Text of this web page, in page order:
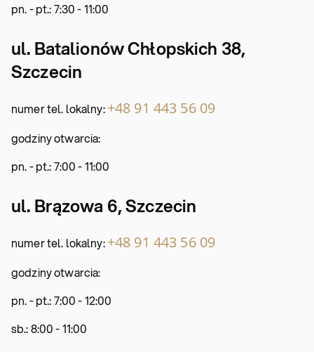
pn. - pt.: 7:30 - 11:00
ul. Batalionów Chłopskich 38,
Szczecin
numer tel. lokalny:+48 91 443 56 09
godziny otwarcia:
pn. - pt.: 7:00 - 11:00
ul. Brązowa 6, Szczecin
numer tel. lokalny:+48 91 443 56 09
godziny otwarcia:
pn. - pt.: 7:00 - 12:00
sb.: 8:00 - 11:00